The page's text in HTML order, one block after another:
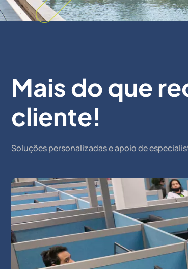
Mais do que
cliente!
Soluções personalizadas e apoio de